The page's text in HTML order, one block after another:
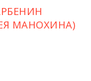
МАНОХИНА)